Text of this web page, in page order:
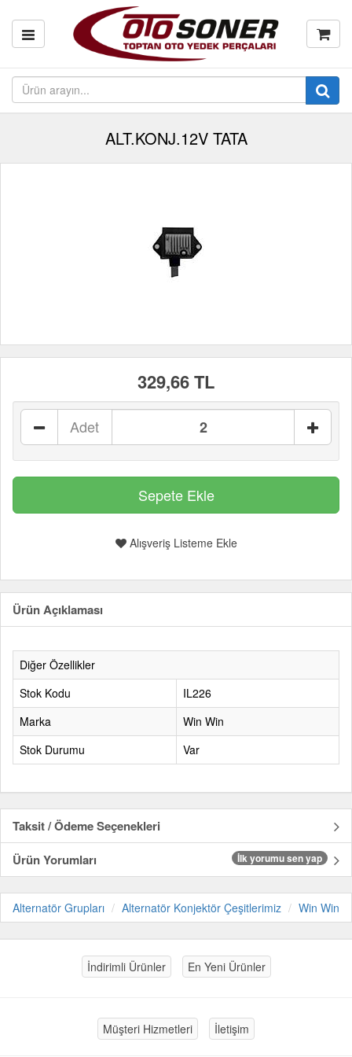
ALT.KONJ.12V TATA
329,66 TL
Adet
Alışveriş Listeme Ekle
Ürün Açıklaması
Diğer Özellikler
Stok Kodu
IL226
Marka
Win Win
Stok Durumu
Var
Taksit / Ödeme Seçenekleri
Ürün Yorumları
İlk yorumu sen yap
Alternatör Grupları Alternatör Konjektör Çeşitlerimiz Win Win
İndirimli Ürünler En Yeni Ürünler
Müşteri Hizmetleri İletişim